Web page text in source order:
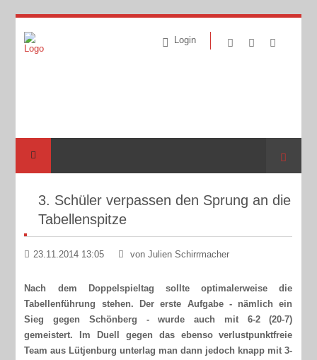
Login
Suche
3. Schüler verpassen den Sprung an die
Tabellenspitze
23.11.2014 13:05 von Julien Schirrmacher
Nach dem Doppelspieltag sollte optimalerweise die
Tabellenführung stehen. Der erste Aufgabe - nämlich ein
Sieg gegen Schönberg - wurde auch mit 6-2 (20-7)
gemeistert. Im Duell gegen das ebenso verlustpunktfreie
Team aus Lütjenburg unterlag man dann jedoch knapp mit 3-